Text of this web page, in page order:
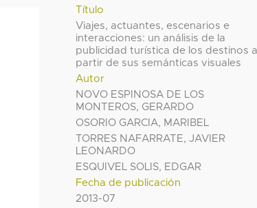
Título
Viajes, actuantes, escenarios e
interacciones: un análisis de la
publicidad turística de los destinos
partir de sus semánticas visuales
Autor
NOVO ESPINOSA DE LOS
MONTEROS, GERARDO
OSORIO GARCIA, MARIBEL
TORRES NAFARRATE, JAVIER
LEONARDO
ESQUIVEL SOLIS, EDGAR
Fecha de publicación
2013-07